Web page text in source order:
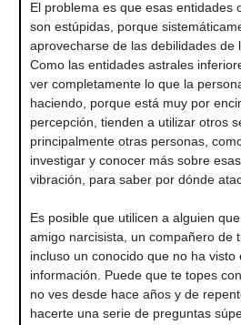
El problema es que esas entidades
son estúpidas, porque
aprovecharse de las debilidades de
Como las entidades astrales
ver completamente lo que la
haciendo, porque está muy por
percepción, tienden a utilizar otros
principalmente otras personas,
investigar y conocer más sobre
vibración, para saber por dónde
Es posible que utilicen a alguien
amigo narcisista, un compañero de
incluso un conocido que no ha
información. Puede que te topes
no ves desde hace años y de
hacerte una serie de preguntas